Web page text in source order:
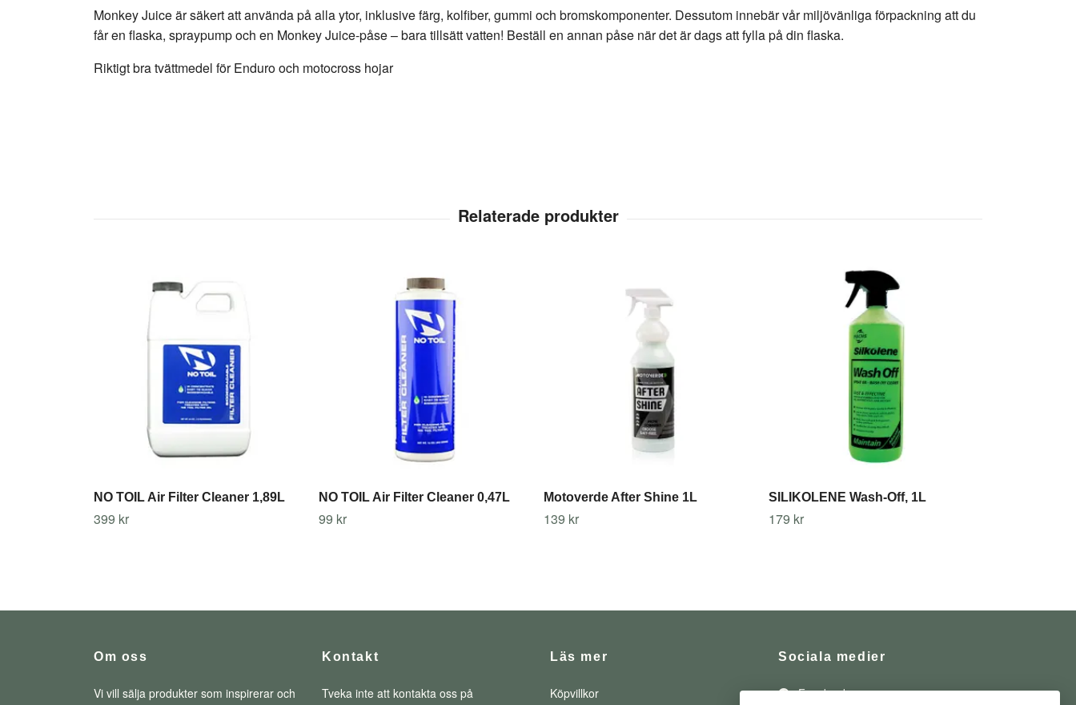
Monkey Juice är säkert att använda på alla ytor, inklusive färg, kolfiber, gummi och bromskomponenter. Dessutom innebär vår miljövänliga förpackning att du
får en flaska, spraypump och en Monkey Juice-påse – bara tillsätt vatten! Beställ en annan påse när det är dags att fylla på din flaska.
Riktigt bra tvättmedel för Enduro och motocross hojar
NO TOIL Air Filter Cleaner 1,89L
399 kr
NO TOIL Air Filter Cleaner 0,47L
99 kr
Motoverde After Shine 1L
139 kr
SILIKOLENE Wash-Off, 1L
179 kr
Om oss
Vi vill sälja produkter som inspirerar och
Kontakt
Tveka inte att kontakta oss på
Läs mer
Köpvillkor
Sociala medier
Facebook